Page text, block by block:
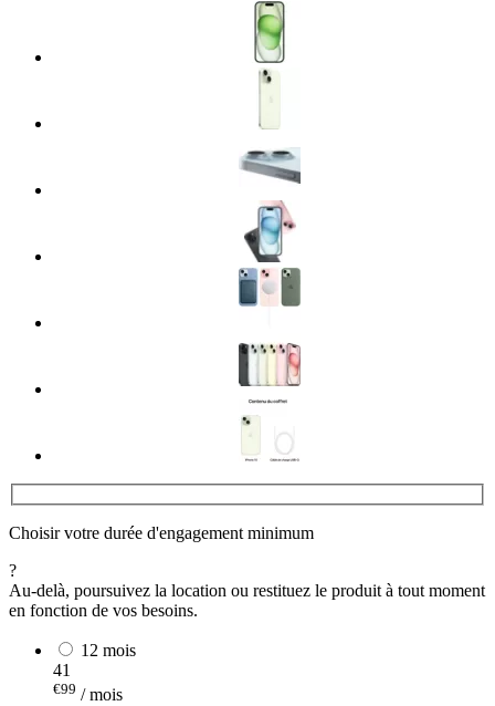
Choisir votre durée d'engagement minimum
?
Au-delà, poursuivez la location ou restituez le produit à tout moment
en fonction de vos besoins.
12 mois
41
€99 / mois